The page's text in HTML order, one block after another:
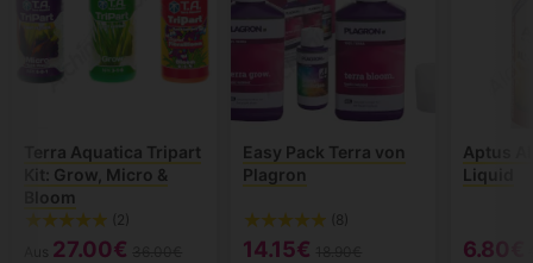
Terra Aquatica Tripart
Kit: Grow, Micro &
Bloom
(2)
27.00€
Easy Pack Terra von
Plagron
(8)
14.15€
Aptus
Liquid
6.80€